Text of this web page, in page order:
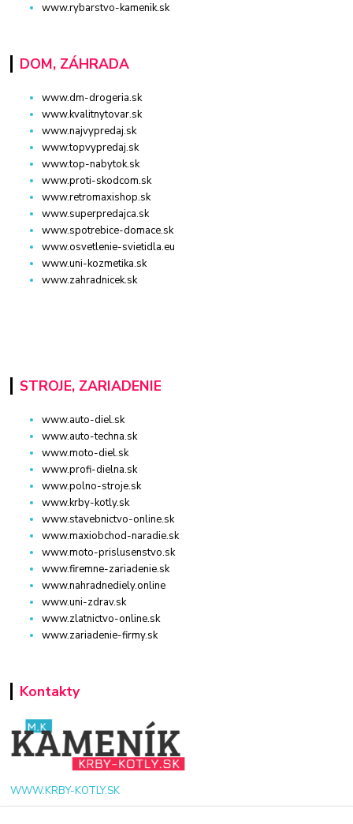
www.rybarstvo-kamenik.sk
DOM, ZÁHRADA
www.dm-drogeria.sk
www.kvalitnytovar.sk
www.najvypredaj.sk
www.topvypredaj.sk
www.top-nabytok.sk
www.proti-skodcom.sk
www.retromaxishop.sk
www.superpredajca.sk
www.spotrebice-domace.sk
www.osvetlenie-svietidla.eu
www.uni-kozmetika.sk
www.zahradnicek.sk
STROJE, ZARIADENIE
www.auto-diel.sk
www.auto-techna.sk
www.moto-diel.sk
www.profi-dielna.sk
www.polno-stroje.sk
www.krby-kotly.sk
www.stavebnictvo-online.sk
www.maxiobchod-naradie.sk
www.moto-prislusenstvo.sk
www.firemne-zariadenie.sk
www.nahradnediely.online
www.uni-zdrav.sk
www.zlatnictvo-online.sk
www.zariadenie-firmy.sk
Kontakty
WWW.KRBY-KOTLY.SK